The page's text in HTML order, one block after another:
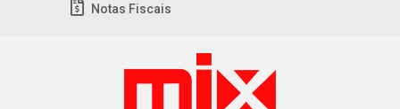
Notas Fiscais